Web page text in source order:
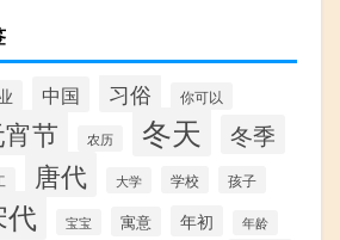
中国 习俗 你可以
节 农历 冬天 冬季
唐代 大学 学校 孩子
代 宝宝 寓意 年初 年龄